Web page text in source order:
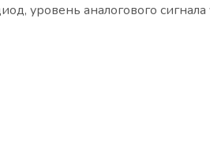
уровень аналогового